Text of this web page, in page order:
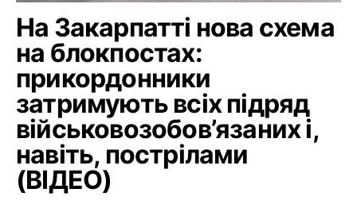
На Закарпатті нова схема
на блокпостах:
прикордонники
затримують всіх підряд
військовозобов’язаних і,
навіть, пострілами
(ВІДЕО)